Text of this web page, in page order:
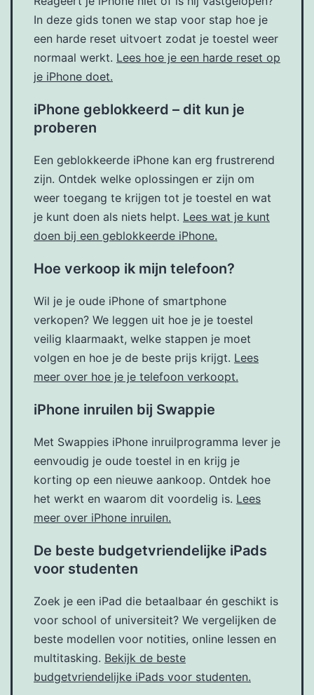
In deze gids tonen we stap voor stap hoe je
een harde reset uitvoert zodat je toestel weer
normaal werkt. Lees hoe je een harde reset op
je iPhone doet.
iPhone geblokkeerd – dit kun je
proberen
Een geblokkeerde iPhone kan erg frustrerend
zijn. Ontdek welke oplossingen er zijn om
weer toegang te krijgen tot je toestel en wat
je kunt doen als niets helpt. Lees wat je kunt
doen bij een geblokkeerde iPhone.
Hoe verkoop ik mijn telefoon?
Wil je je oude iPhone of smartphone
verkopen? We leggen uit hoe je je toestel
veilig klaarmaakt, welke stappen je moet
volgen en hoe je de beste prijs krijgt. Lees
meer over hoe je je telefoon verkoopt.
iPhone inruilen bij Swappie
Met Swappies iPhone inruilprogramma lever je
eenvoudig je oude toestel in en krijg je
korting op een nieuwe aankoop. Ontdek hoe
het werkt en waarom dit voordelig is. Lees
meer over iPhone inruilen.
De beste budgetvriendelijke iPads
voor studenten
Zoek je een iPad die betaalbaar én geschikt is
voor school of universiteit? We vergelijken de
beste modellen voor notities, online lessen en
multitasking. Bekijk de beste
budgetvriendelijke iPads voor studenten.